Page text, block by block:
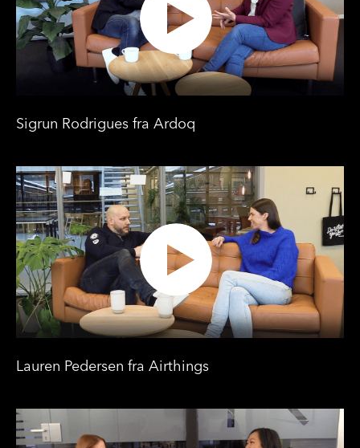
Sigrun Rodrigues fra Ardoq
Lauren Pedersen fra Airthings